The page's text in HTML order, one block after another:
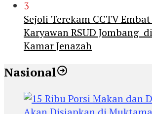
3
Sejoli Terekam CCTV
Karyawan RSUD Jombang
Kamar Jenazah
Nasional